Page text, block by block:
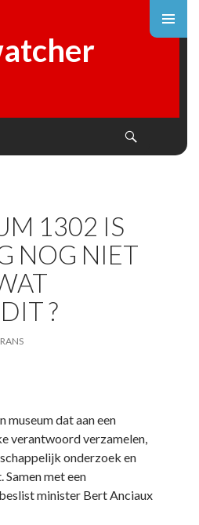
1302 IS
NOG NIET
?
museum dat aan een
verantwoord verzamelen,
onderzoek en
met een
minister Bert Anciaux